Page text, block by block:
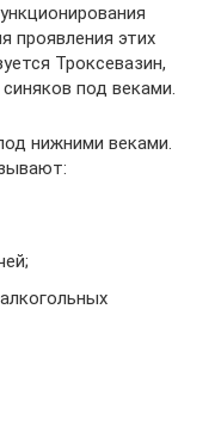
проявления этих
Троксевазин,
под веками.
нижними веками.